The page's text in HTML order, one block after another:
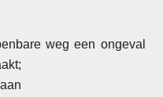
weg een ongeval